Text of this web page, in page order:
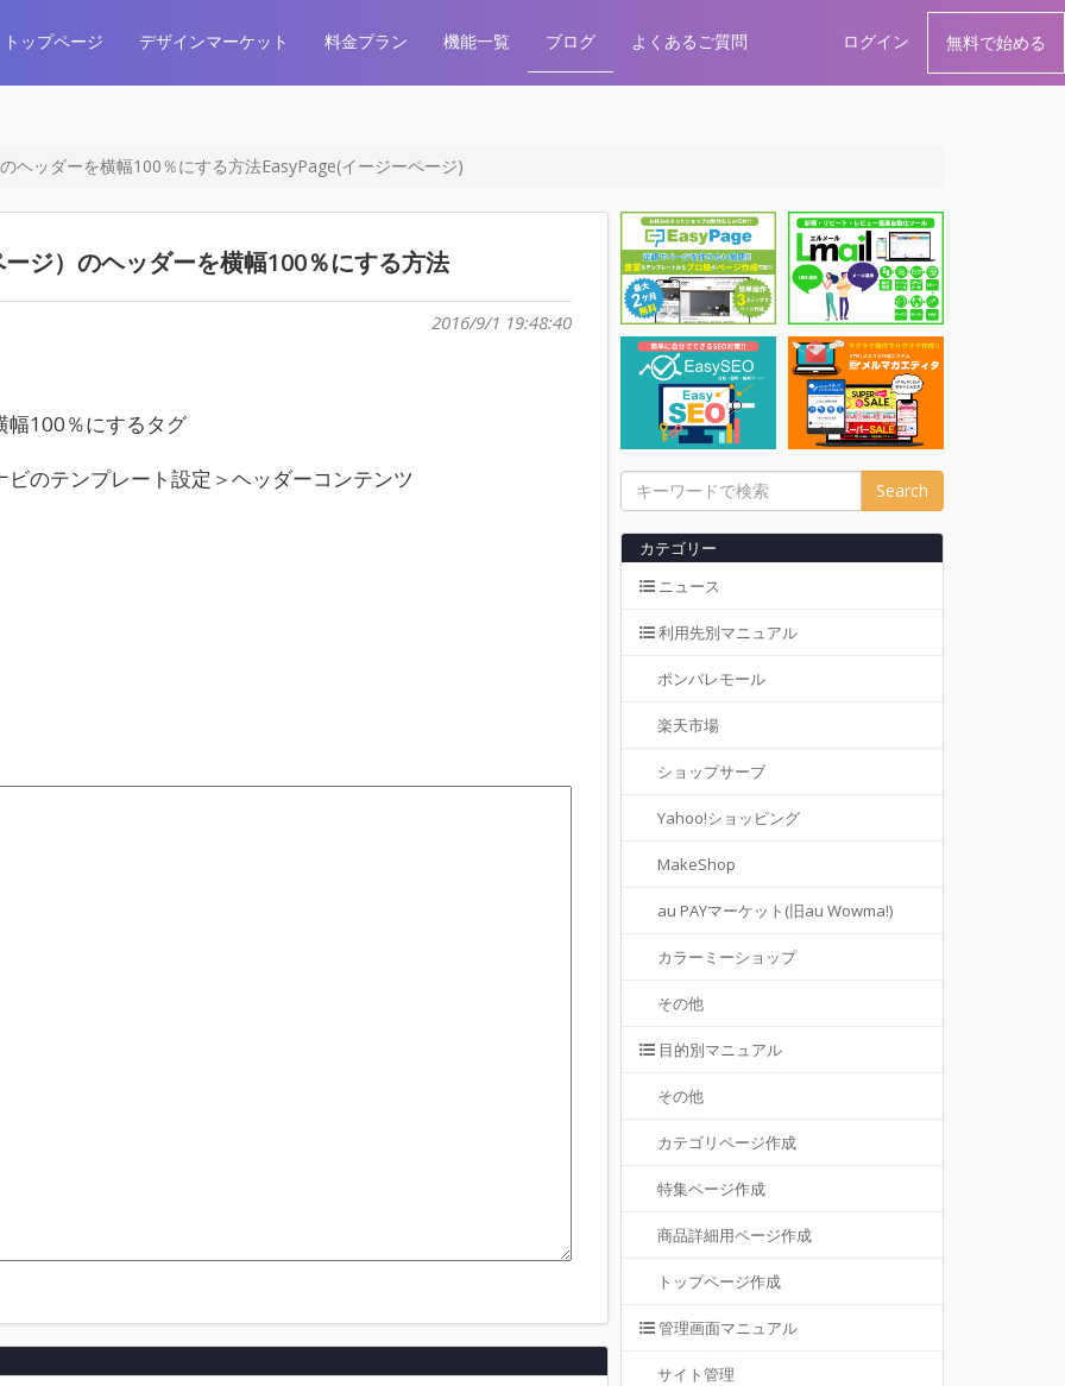
トップページ デザインマーケット 料金プラン 機能一覧 ブログ よくあるご質問 ログイン 無料で始める
ヘッダーを横幅100％にする方法EasyPage(イージーページ)
ジ）のヘッダーを横幅100％にする方法
2016/9/1 19:48:40
幅100％にするタグ
のテンプレート設定＞ヘッダーコンテンツ
カテゴリー
ニュース
利用先別マニュアル
ポンパレモール
楽天市場
ショップサーブ
Yahoo!ショッピング
MakeShop
au PAYマーケット(旧au Wowma!)
カラーミーショップ
その他
目的別マニュアル
その他
カテゴリページ作成
特集ページ作成
商品詳細用ページ作成
トップページ作成
管理画面マニュアル
サイト管理